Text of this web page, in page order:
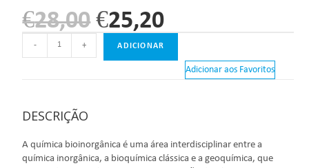
€28,00 €25,20
- + ADICIONAR
Adicionar aos Favoritos
DESCRIÇÃO
A química bioinorgânica é uma área interdisciplinar entre a
química inorgânica, a bioquímica clássica e a geoquímica, que